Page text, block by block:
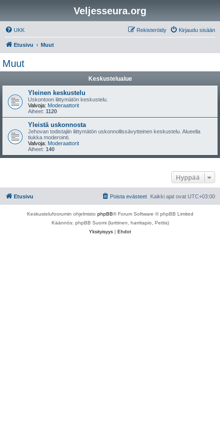
Veljesseura.org
UKK Kirjaudu sisään
Rekisteröidy
Etusivu Muut
Muut
Keskustelualue
Yleinen keskustelu
Uskontoon liittymätön keskustelu.
Valvoja: Moderaattorit
Aiheet: 1120
Yleistä uskonnosta
Jehovan todistajiin liittymätön uskonnollissävytteinen keskustelu. Alueella
tiukka moderointi.
Valvoja: Moderaattorit
Aiheet: 140
Hyppää
Etusivu Kaikki ajat ovat UTC+03:00
Poista evästeet
Keskustelufoorumin ohjelmisto phpBB® Forum Software © phpBB Limited
Käännös: phpBB Suomi (lurttinen, harritapio, Pettis)
Yksityisyys | Ehdot